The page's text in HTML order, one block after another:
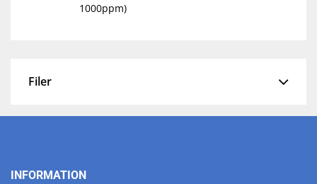
1000ppm)
Filer
INFORMATION